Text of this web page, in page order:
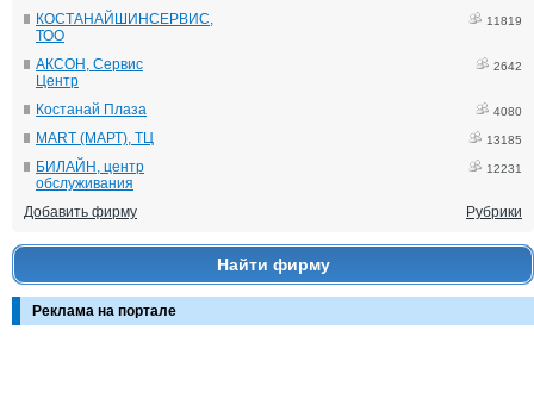
КОСТАНАЙШИНСЕРВИС,
ТОО
11819
АКСОН, Сервис
Центр
2642
Костанай Плаза 4080
MART (МАРТ), ТЦ 13185
БИЛАЙН, центр
обслуживания
12231
Добавить фирму Рубрики
Найти фирму
Реклама на портале